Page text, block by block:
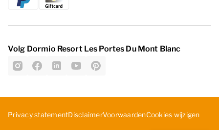
Volg Dormio Resort Les Portes Du Mont Blanc
Privacy statementDisclaimerVoorwaardenCookies wijzigen